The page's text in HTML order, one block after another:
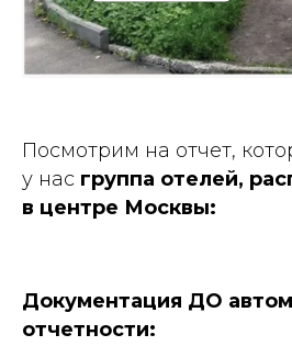
Посмотрим на отчет,
у нас группа отелей,
в центре Москвы:
Документация ДО
отчетности: